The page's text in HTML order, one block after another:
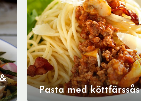
Pasta med köttfärssås